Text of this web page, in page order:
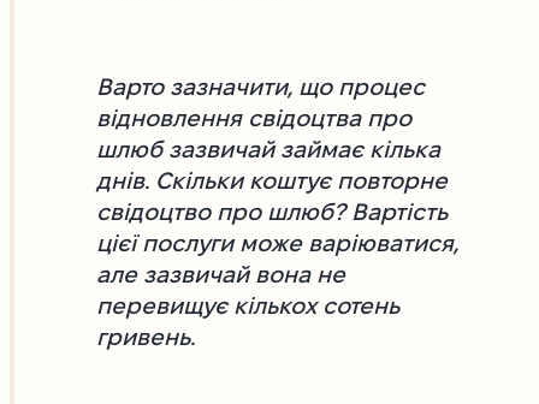
Варто зазначити, що процес
відновлення свідоцтва про
шлюб зазвичай займає кілька
днів. Скільки коштує повторне
свідоцтво про шлюб? Вартість
цієї послуги може варіюватися,
але зазвичай вона не
перевищує кількох сотень
гривень.